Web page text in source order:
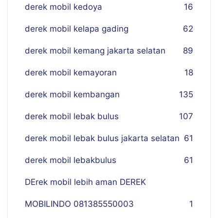
derek mobil kedoya 16
derek mobil kelapa gading 62
derek mobil kemang jakarta selatan 89
derek mobil kemayoran 18
derek mobil kembangan 135
derek mobil lebak bulus 107
derek mobil lebak bulus jakarta selatan 61
derek mobil lebakbulus 61
DErek mobil lebih aman DEREK
MOBILINDO 081385550003 1